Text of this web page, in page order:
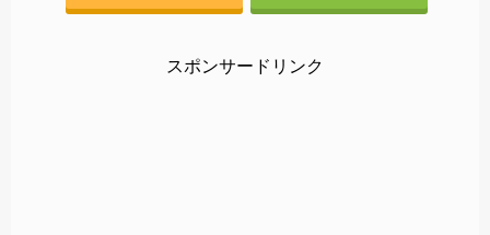
スポンサードリンク